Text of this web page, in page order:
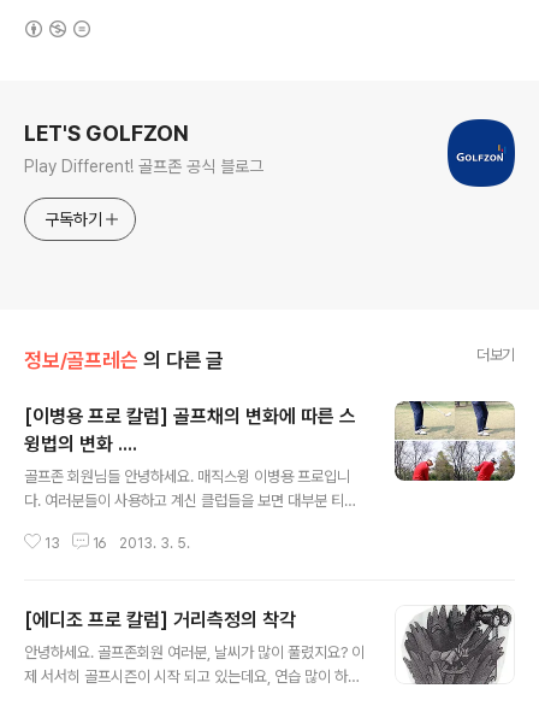
LET'S GOLFZON
Play Different! 골프존 공식 블로그
구독하기
정보/골프레슨 의 다른 글 더보기
[이병용 프로 칼럼] 골프채의 변화에 따른 스
윙법의 변화 ....
골프존 회원님들 안녕하세요. 매직스윙 이병용 프로입니
다. 여러분들이 사용하고 계신 클럽들을 보면 대부분 티탄
관련해서 오늘은 클럽의 변화에 따른 새로운 스윙법을 주
실 텐데요. 그 이유는 호쾌한 드라이버 비거리와 정확한 아
이언샷, 놓치지 않는 퍼팅이 너무나 인상깊기 때문일 것입
니다. 전세계 골프역사를 둘러보면 그 시대를 주름잡았던
13 16 2013. 3. 5.
[에디조 프로 칼럼] 거리측정의 착각
안녕하세요. 골프존회원 여러분, 날씨가 많이 풀렸지요? 이
제 서서히 골프시즌이 시작 되고 있는데요, 연습 많이 하시